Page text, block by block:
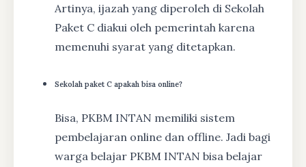
Artinya, ijazah yang diperoleh di Sekolah
Paket C diakui oleh pemerintah karena
memenuhi syarat yang ditetapkan.
Sekolah paket C apakah bisa online?
Bisa, PKBM INTAN memiliki sistem
pembelajaran online dan offline. Jadi bagi
warga belajar PKBM INTAN bisa belajar